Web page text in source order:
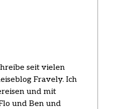
seit vielen
Fravely. Ich
und mit
und Ben und